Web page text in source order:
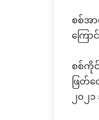
စစ်အ
ကြော
စစ်ကို
ဖြတ်
၂၀၂